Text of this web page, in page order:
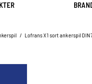
/ Lofrans X1 sort ankerspil